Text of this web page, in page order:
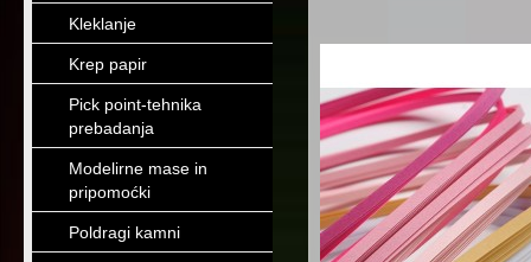
Kleklanje
Krep papir
Pick point-tehnika
prebadanja
Modelirne mase in
pripomoćki
Poldragi kamni